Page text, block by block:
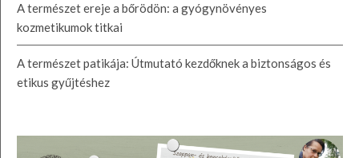
A természet ereje a bőrödön: a gyógynövényes
kozmetikumok titkai
A természet patikája: Útmutató kezdőknek a biztonságos és
etikus gyűjtéshez